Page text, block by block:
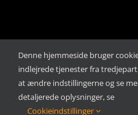
Payback Lubricants | ALL RIGHTS
Media Norr,
Denne hjemmeside bruger
indlejrede tjenester fra
at ændre indstillingerne og se
detaljerede oplysninger, se
Cookieindstillinger